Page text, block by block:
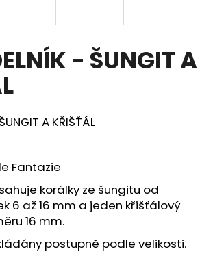
- ŠUNGIT A
A KŘIŠŤÁL
Fantazie
korálky ze šungitu od
6 až 16 mm a jeden křišťálový
16 mm.
postupně podle velikosti.